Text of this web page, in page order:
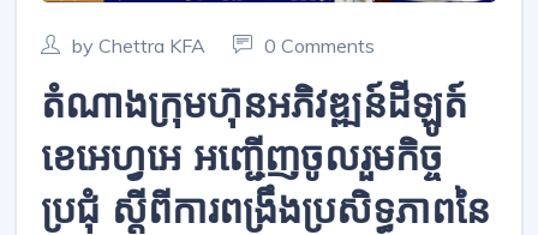
by Chettra KFA 0 Comments
តំណាងក្រុមហ៊ុនអភិវឌ្ឍន៍ដីឡូត៍
ខេអេហ្វអេ អញ្ជើញចូលរួមកិច្ច
ប្រជុំ ស្តីពីការពង្រឹងប្រសិទ្ធភាពនៃ